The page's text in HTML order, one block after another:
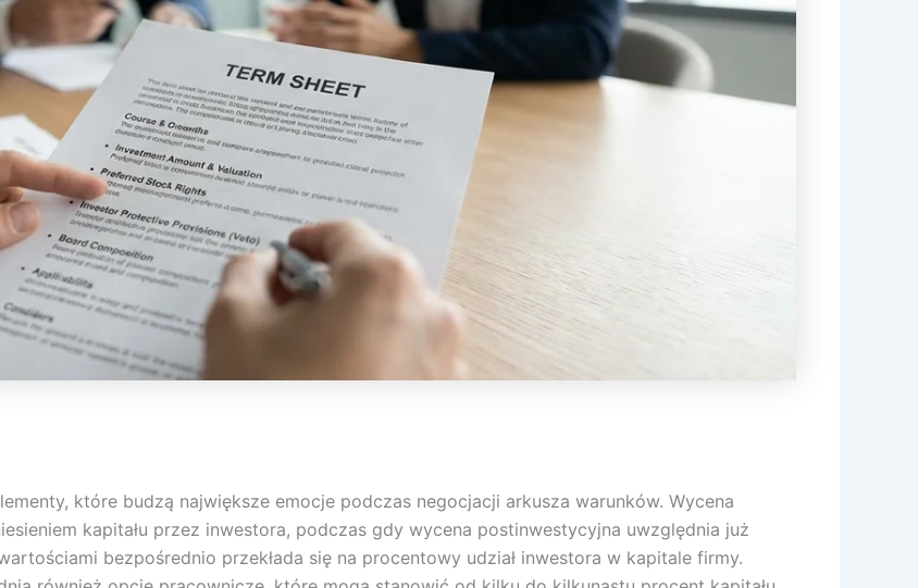
które budzą największe emocje podczas negocjacji arkusza warunków. Wycena
kapitału przez inwestora, podczas gdy wycena postinwestycyjna uwzględnia już
bezpośrednio przekłada się na procentowy udział inwestora w kapitale firmy.